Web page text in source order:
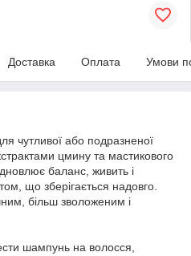
Доставка Оплата Умови
чутливої або подразненої
цмину та мастикового
баланс, живить і
що зберігається надовго.
більш зволоженим і
шампунь на волосся,